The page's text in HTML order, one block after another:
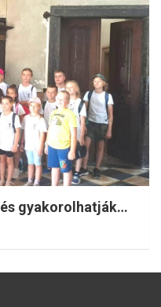
gyakorolhatják…